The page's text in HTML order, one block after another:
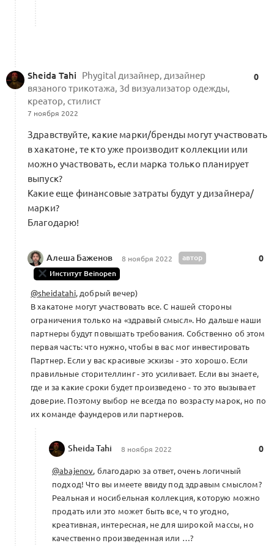
Sheida Tahi
Phygital дизайнер, дизайнер
вязаного трикотажа, 3d визуализатор одежды,
креатор, стилист
7 ноября 2022
0
Здравствуйте, какие марки/бренды могут участвовать
в хакатоне, те кто уже производит коллекции или
можно участвовать, если марка только планирует
выпуск?
Какие еще финансовые затраты будут у дизайнера/
марки?
Благодарю!
Алеша Баженов 8 ноября 2022
автор
Институт Beinopen
0
@sheidatahi, добрый вечер)
В хакатоне могут участвовать все. С нашей стороны
ограничения только на «здравый смысл». Но дальше наши
партнеры будут повышать требования. Собственно об этом
первая часть: что нужно, чтобы в вас мог инвестировать
Партнер. Если у вас красивые эскизы - это хорошо. Если
правильные сторителлинг - это усиливает. Если вы знаете,
где и за какие сроки будет произведено - то это вызывает
доверие. Поэтому выбор не всегда по возрасту марок, но по
их команде фаундеров или партнеров.
Sheida Tahi 8 ноября 2022 0
@abajenov, благодарю за ответ, очень логичный
подход! Что вы имеете ввиду под здравым смыслом?
Реальная и носибельная коллекция, которую можно
продать или это может быть все, ч то угодно,
креативная, интересная, не для широкой массы, но
качественно произведенная или …?